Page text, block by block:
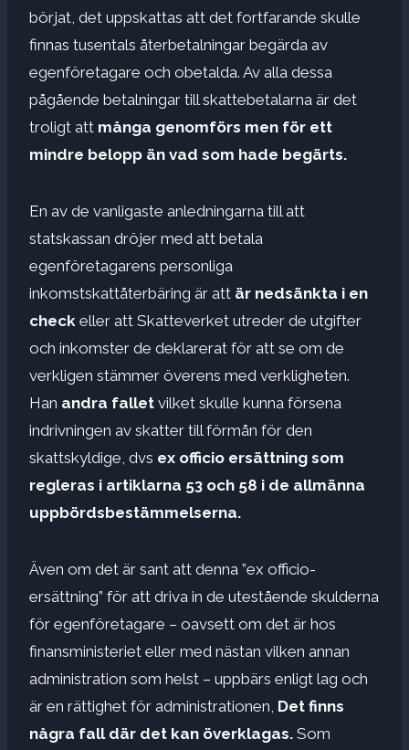
börjat, det uppskattas att det fortfarande skulle
finnas tusentals återbetalningar begärda av
egenföretagare och obetalda. Av alla dessa
pågående betalningar till skattebetalarna är det
troligt att många genomförs men för ett
mindre belopp än vad som hade begärts.
En av de vanligaste anledningarna till att
statskassan dröjer med att betala
egenföretagarens personliga
inkomstskattåterbäring är att är nedsänkta i en
check eller att Skatteverket utreder de utgifter
och inkomster de deklarerat för att se om de
verkligen stämmer överens med verkligheten.
Han andra fallet vilket skulle kunna försena
indrivningen av skatter till förmån för den
skattskyldige, dvs ex officio ersättning som
regleras i artiklarna 53 och 58 i de allmänna
uppbördsbestämmelserna.
Även om det är sant att denna ”ex officio-
ersättning” för att driva in de utestående skulderna
för egenföretagare – oavsett om det är hos
finansministeriet eller med nästan vilken annan
administration som helst – uppbärs enligt lag och
är en rättighet för administrationen, Det finns
några fall där det kan överklagas. Som